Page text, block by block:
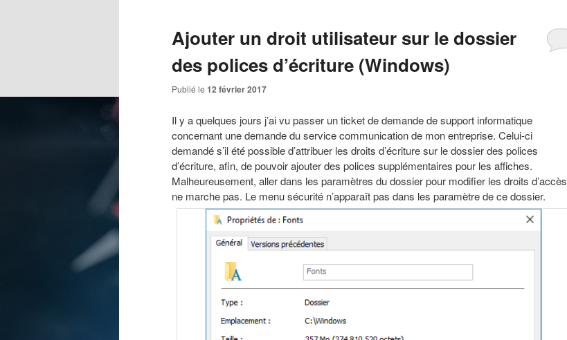
Ajouter un droit utilisateur sur le dossier
des polices d’écriture (Windows)
Publié le 12 février 2017
Il y a quelques jours j’ai vu passer un ticket de demande de support informatique
concernant une demande du service communication de mon entreprise. Celui-ci
demandé s’il été possible d’attribuer les droits d’écriture sur le dossier des polices
d’écriture, afin, de pouvoir ajouter des polices supplémentaires pour les affiches.
Malheureusement, aller dans les paramètres du dossier pour modifier les droits d’accès
ne marche pas. Le menu sécurité n’apparaît pas dans les paramètre de ce dossier.